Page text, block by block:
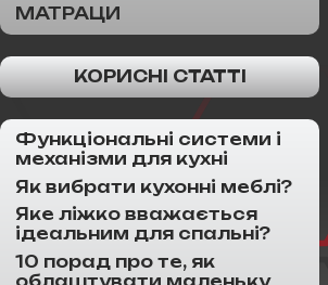
МАТРАЦИ
КОРИСНІ СТАТТІ
Функціональні системи і
механізми для кухні
Як вибрати кухонні меблі?
Яке ліжко вважається
ідеальним для спальні?
10 порад про те, як